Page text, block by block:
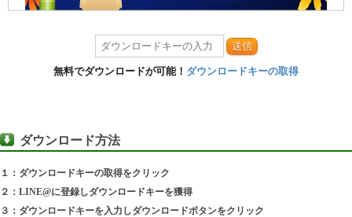
送信
無料でダウンロードが可能！ ダウンロードキーの取得
ダウンロード方法
１：ダウンロードキーの取得をクリック
２：LINE@に登録しダウンロードキーを獲得
３：ダウンロードキーを入力しダウンロードボタンをクリック